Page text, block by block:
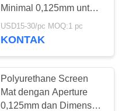
Minimal 0,125mm untuk
Dewatering Pasir dan
High Wear Resistance
USD15-30/pc MOQ:1 pc
KONTAK
Polyurethane Screen
Mat dengan Aperture
0,125mm dan Dimensi